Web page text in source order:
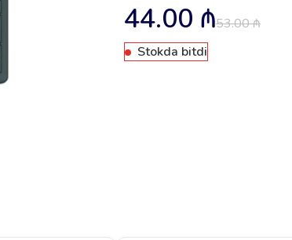
53.00₼
44.00 ₼
Stokda bitdi